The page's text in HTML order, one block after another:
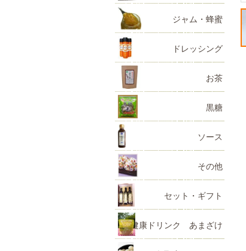
ジャム・蜂蜜
ドレッシング
お茶
黒糖
ソース
その他
セット・ギフト
健康ドリンク あまざけ